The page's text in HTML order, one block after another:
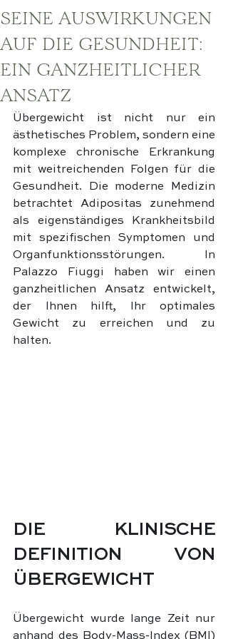
SEINE AUSWIRKUNGEN
AUF DIE GESUNDHEIT:
EIN GANZHEITLICHER
ANSATZ
Übergewicht ist nicht nur ein
ästhetisches Problem, sondern eine
komplexe chronische Erkrankung
mit weitreichenden Folgen für die
Gesundheit. Die moderne Medizin
betrachtet Adipositas zunehmend
als eigenständiges Krankheitsbild
mit spezifischen Symptomen und
Organfunktionsstörungen. In
Palazzo Fiuggi haben wir einen
ganzheitlichen Ansatz entwickelt,
der Ihnen hilft, Ihr optimales
Gewicht zu erreichen und zu
halten.
DIE KLINISCHE
DEFINITION VON
ÜBERGEWICHT
Übergewicht wurde lange Zeit nur
anhand des Body-Mass-Index (BMI)